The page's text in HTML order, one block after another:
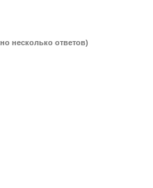
несколько ответов)